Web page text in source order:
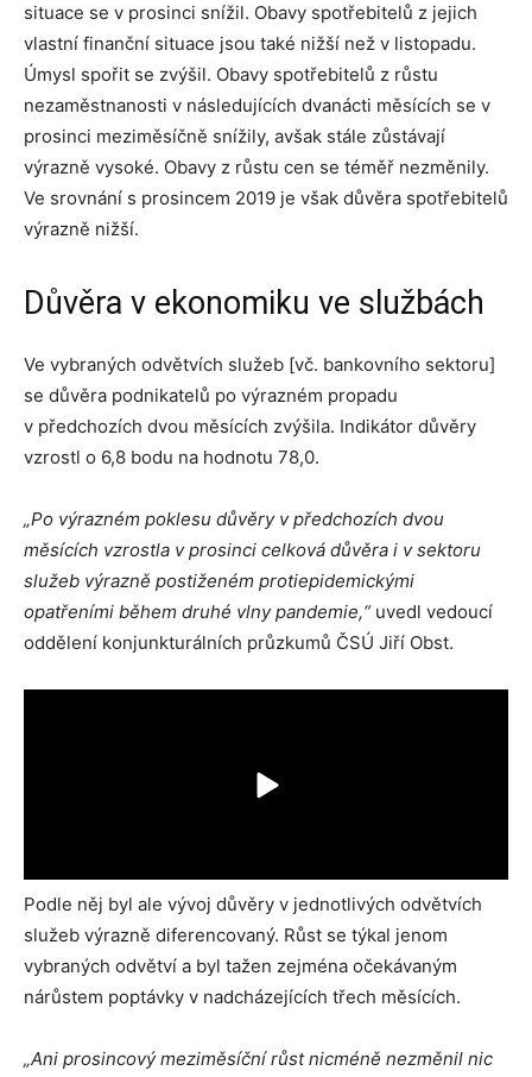
situace se v prosinci snížil. Obavy spotřebitelů z jejich
vlastní finanční situace jsou také nižší než v listopadu.
Úmysl spořit se zvýšil. Obavy spotřebitelů z růstu
nezaměstnanosti v následujících dvanácti měsících se v
prosinci meziměsíčně snížily, avšak stále zůstávají
výrazně vysoké. Obavy z růstu cen se téměř nezměnily.
Ve srovnání s prosincem 2019 je však důvěra spotřebitelů
výrazně nižší.
Důvěra v ekonomiku ve službách
Ve vybraných odvětvích služeb [vč. bankovního sektoru]
se důvěra podnikatelů po výrazném propadu
v předchozích dvou měsících zvýšila. Indikátor důvěry
vzrostl o 6,8 bodu na hodnotu 78,0.
„Po výrazném poklesu důvěry v předchozích dvou
měsících vzrostla v prosinci celková důvěra i v sektoru
služeb výrazně postiženém protiepidemickými
opatřeními během druhé vlny pandemie,“ uvedl vedoucí
oddělení konjunkturálních průzkumů ČSÚ Jiří Obst.
Podle něj byl ale vývoj důvěry v jednotlivých odvětvích
služeb výrazně diferencovaný. Růst se týkal jenom
vybraných odvětví a byl tažen zejména očekávaným
nárůstem poptávky v nadcházejících třech měsících.
„Ani prosincový meziměsíční růst nicméně nezměnil nic